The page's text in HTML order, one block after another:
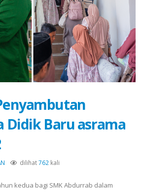
Didik Baru asrama
dilihat762 kali
kedua bagi SMK Abdurrab dalam